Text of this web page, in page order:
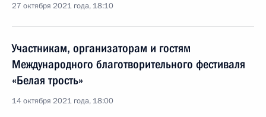
27 октября 2021 года, 18:10
Участникам, организаторам и гостям
Международного благотворительного фестиваля
«Белая трость»
14 октября 2021 года, 18:00